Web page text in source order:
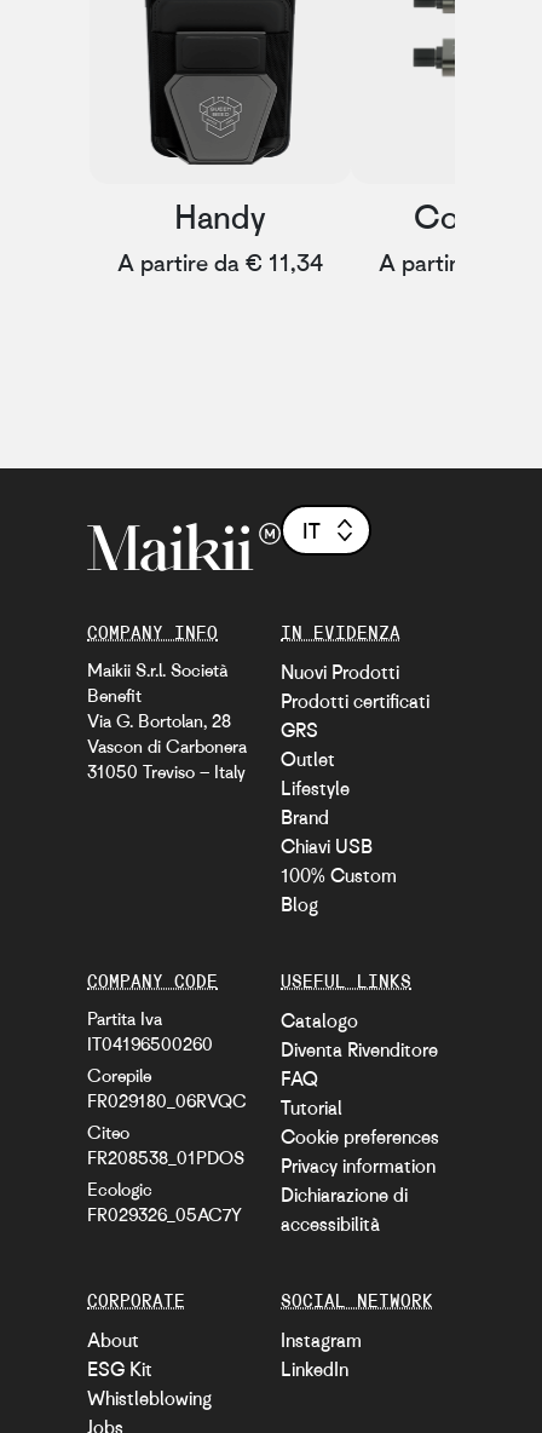
Handy
A partire da € 11,34 A partire da €
COMPANY INFO
Maikii S.r.l. Società
Benefit
Via G. Bortolan, 28
Vascon di Carbonera
31050 Treviso – Italy
IN EVIDENZA
Nuovi Prodotti
Prodotti certificati
GRS
Outlet
Lifestyle
Brand
Chiavi USB
100% Custom
Blog
CORPORATE
About
ESG Kit
Whistleblowing
Jobs
USEFUL LINKS
Catalogo
Diventa Rivenditore
FAQ
Tutorial
Cookie preferences
Privacy information
Dichiarazione di
accessibilità
COMPANY CODE
Partita Iva
IT04196500260
Corepile
FR029180_06RVQC
Citeo
FR208538_01PDOS
Ecologic
FR029326_05AC7Y
SOCIAL NETWORK
Instagram
LinkedIn
IT